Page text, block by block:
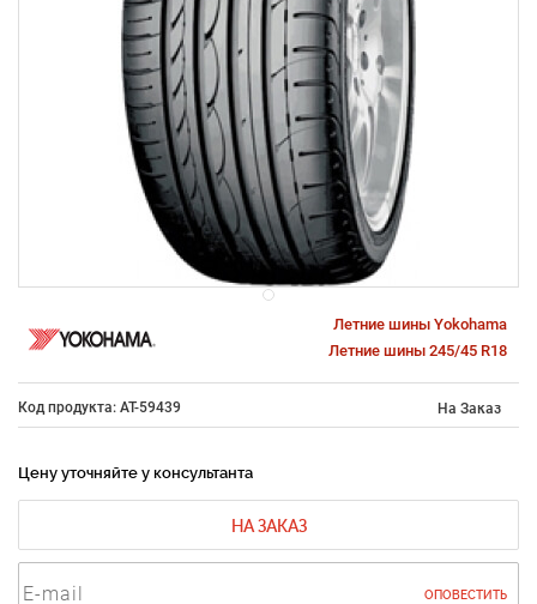
Летние шины Yokohama
Летние шины 245/45 R18
Код продукта: AT-59439 На Заказ
Цену уточняйте у консультанта
НА ЗАКАЗ
ОПОВЕСТИТЬ